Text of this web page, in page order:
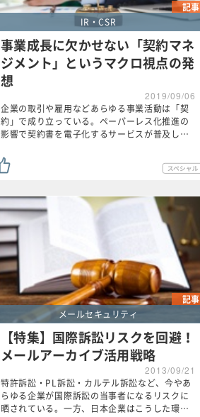
記事
IR・CSR
事業成長に欠かせない「契約マネ
ジメント」というマクロ視点の発
想
2019/09/06
企業の取引や雇用などあらゆる事業活動は「契
約」で成り立っている。ペーパーレス化推進の
影響で契約書を電子化するサービスが普及し…
記事
メールセキュリティ
【特集】国際訴訟リスクを回避！
メールアーカイブ活用戦略
2013/09/21
特許訴訟・PL訴訟・カルテル訴訟など、今やあ
らゆる企業が国際訴訟の当事者になるリスクに
晒されている。一方、日本企業はこうした環…